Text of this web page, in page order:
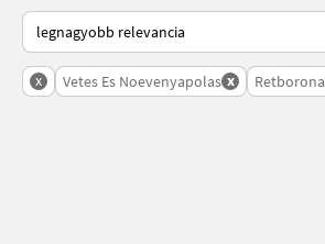
Így van sorba rendezve a Landwirt.com-on
x Vetes Es Noevenyapolas x Retborona